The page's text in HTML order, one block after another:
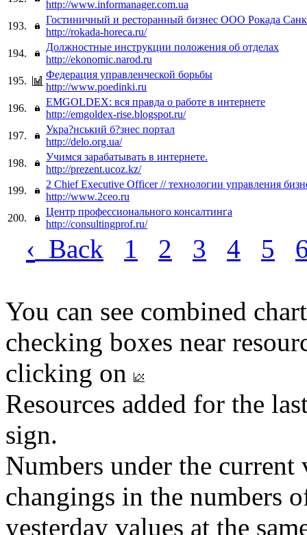
http://www.informanager.com.ua
193.
Гостиничный и ресторанный бизнес ООО Рокада
http://rokada-horeca.ru/
194.
Должностные инструкции положения об отделах
http://ekonomic.narod.ru
195.
Федерация управленческой борьбы
http://www.poedinki.ru
196.
EMGOLDEX: вся правда о работе в интернете
http://emgoldex-rise.blogspot.ru/
197.
Укра?нський б?знес портал
http://delo.org.ua/
198.
Учимся зарабатывать в интернете.
http://prezent.ucoz.kz/
199.
2 Chief Executive Officer // технологии управления
http://www.2ceo.ru
200.
Центр профессионального консалтинга
http://consultingprof.ru/
‹ Back 1 2 3 4 5
You can see combined
checking boxes near
clicking on
Resources added for the
sign.
Numbers under the
changings in the numbers
yesterday values at the